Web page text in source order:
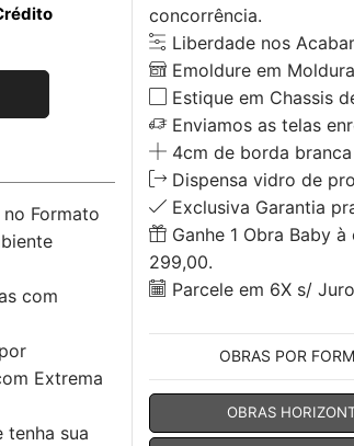
Formato
com
Extrema
tenha sua
concorrência.
Liberdade nos
Emoldure em
Estique em Chassis
Enviamos as telas
4cm de borda
Dispensa vidro de
Exclusiva Garantia
Ganhe 1 Obra Baby à
299,00.
Parcele em 6X s/
OBRAS POR
OBRAS